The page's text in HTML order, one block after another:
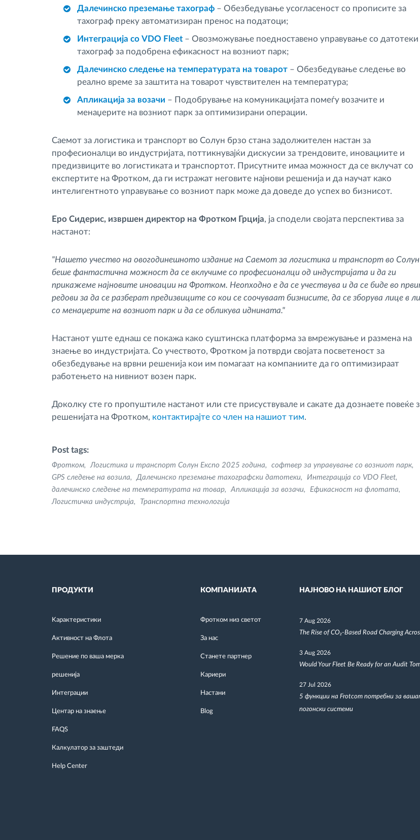
Далечинско преземање тахограф – Обезбедување усогласеност со прописите за
тахограф преку автоматизиран пренос на податоци;
Интеграција со VDO Fleet – Овозможување поедноставено управување со датотеки
тахограф за подобрена ефикасност на возниот парк;
Далечинско следење на температурата на товарот – Обезбедување следење во
реално време за заштита на товарот чувствителен на температура;
Апликација за возачи – Подобрување на комуникацијата помеѓу возачите и
менаџерите на возниот парк за оптимизирани операции.
Саемот за логистика и транспорт во Солун брзо стана задолжителен настан за
професионалци во индустријата, поттикнувајќи дискусии за трендовите, иновациите и
предизвиците во логистиката и транспортот. Присутните имаа можност да се вклучат со
експертите на Фротком, да ги истражат неговите најнови решенија и да научат како
интелигентното управување со возниот парк може да доведе до успех во бизнисот.
Еро Сидерис, извршен директор на Фротком Грција, ја сподели својата перспектива за
настанот:
"Нашето учество на овогодинешното издание на Саемот за логистика и транспорт во Солун
беше фантастична можност да се вклучиме со професионалци од индустријата и да ги
прикажеме најновите иновации на Фротком. Неопходно е да се учествува и да се биде во
редови за да се разберат предизвиците со кои се соочуваат бизнисите, да се зборува лице в
со менаџерите на возниот парк и да се обликува иднината."
Настанот уште еднаш се покажа како суштинска платформа за вмрежување и размена на
знаење во индустријата. Со учеството, Фротком ја потврди својата посветеност за
обезбедување на врвни решенија кои им помагаат на компаниите да го оптимизираат
работењето на нивниот возен парк.
Доколку сте го пропуштиле настанот или сте присуствувале и сакате да дознаете повеќе
решенијата на Фротком, контактирајте со член на нашиот тим.
Post tags:
Фротком Логистика и транспорт Солун Експо 2025 година
софтвер за управување со возниот парк
GPS следење на возила
Далечинско преземање тахографски датотеки
Интеграција со VDO Fleet
далечинско следење на температурата на товар
Апликација за возачи
Ефикасност на флотата
Логистичка индустрија
Транспортна технологија
ПРОДУКТИ
Kарактеристики
Активност на Флота
Решение по ваша мерка
решенија
Интеграции
Центар на знаење
FAQS
Калкулатор за заштеди
Help Center
КОМПАНИЈАТА
Фротком низ светот
За нас
Станете партнер
Кариери
Настани
Blog
НАЈНОВО НА НАШИОТ БЛОГ
7 Aug 2026
The Rise of CO₂-Based Road Charging
3 Aug 2026
Would Your Fleet Be Ready for an Audit
27 Jul 2026
5 функции на Frotcom потребни за
погонски системи